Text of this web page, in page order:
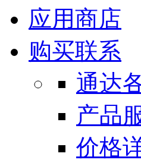
应用商店
购买联系
通达
产品
价格